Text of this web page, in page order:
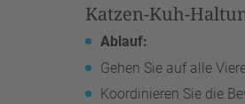
Katzen-Kuh-
Ablauf:
Gehen Sie auf alle
Koordinieren Sie die